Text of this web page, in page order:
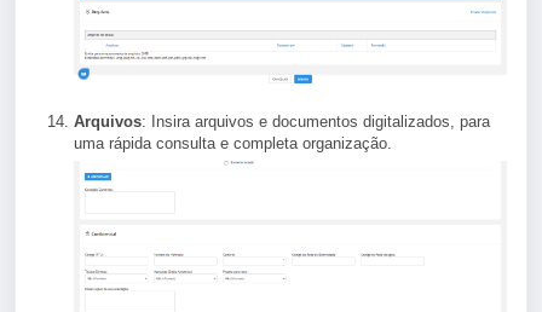
Arquivos: Insira arquivos e documentos digitalizados, para
uma rápida consulta e completa organização.